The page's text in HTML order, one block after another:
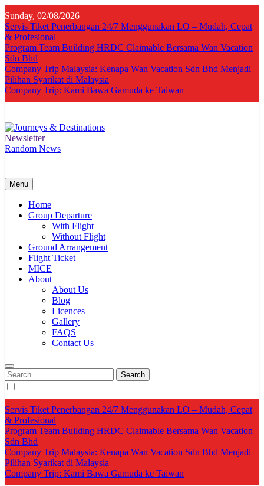
to
content
Sunday, 02/08/2026
Servis Tiket Penerbangan 24/7 Menggunakan LO – Mudah, Cepat
& Profesional
Program Team Building HRDC Claimable Bersama Wan Vacation
Sdn Bhd
Company Trip Malaysia: Kenapa Wan Vacation Sdn Bhd Menjadi
Pilihan Syarikat di Malaysia
Company Trip: Kami Bawa Gamuda ke Taiwan
Journeys & Destinations
Best Travel Agency in Kuala Lumpur
Newsletter
Random News
Menu
Home
Group Departure
With Flight
Without Flight
Ground Arrangement
Flight Ticket
MICE
About
About Us
Blog
Licences
Gallery
FAQS
Contact Us
Search
for:
Servis Tiket Penerbangan 24/7 Menggunakan LO – Mudah, Cepat
& Profesional
Program Team Building HRDC Claimable Bersama Wan Vacation
Sdn Bhd
Company Trip Malaysia: Kenapa Wan Vacation Sdn Bhd Menjadi
Pilihan Syarikat di Malaysia
Company Trip: Kami Bawa Gamuda ke Taiwan